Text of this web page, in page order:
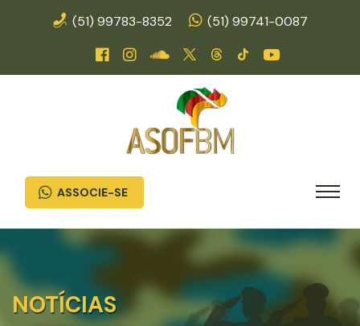
(51) 99783-8352 (51) 99741-0087
ASSOCIE-SE
NOTÍCIAS